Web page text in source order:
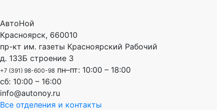
АвтоНой
Красноярск, 660010
пр-кт им. газеты Красноярский Рабочий
д. 133Б строение 3
+7 (391) 98-600-98 пн–пт: 10:00 – 18:00
сб: 10:00 – 16:00
info@autonoy.ru
Все отделения и контакты